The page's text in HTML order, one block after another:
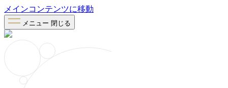
メインコンテンツに移動
メニュー 閉じる